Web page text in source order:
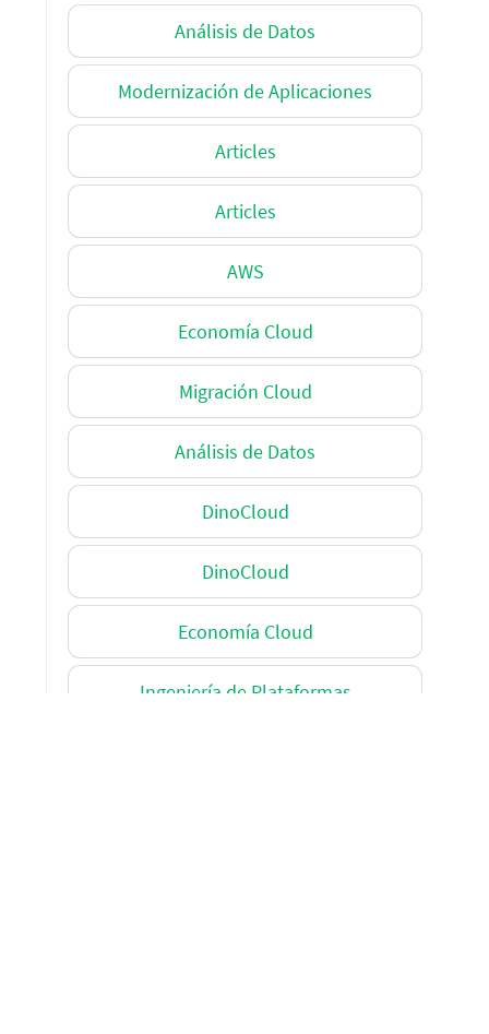
Análisis de Datos
Modernización de Aplicaciones
Articles
Articles
AWS
Economía Cloud
Migración Cloud
Análisis de Datos
DinoCloud
DinoCloud
Economía Cloud
Ingeniería de Plataformas